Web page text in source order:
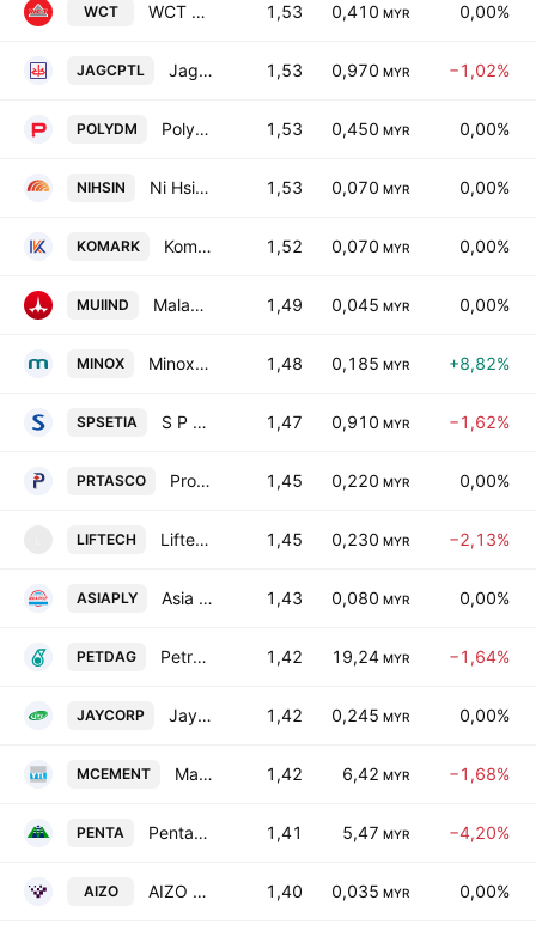
WCT WCT Holdings Bhd. 1,53 0,410 MYR 0,00%
JAGCPTL Jag Capital Berhad 1,53 0,970 MYR −1,02%
POLYDM Polydamic Group Bhd. 1,53 0,450 MYR 0,00%
NIHSIN Ni Hsin Group Bhd 1,53 0,070 MYR 0,00%
KOMARK Komarkcorp Bhd. 1,52 0,070 MYR 0,00%
MUIIND Malayan United Industries Bhd. 1,49 0,045 MYR 0,00%
MINOX Minox International Group Bhd 1,48 0,185 MYR +8,82%
SPSETIA S P Setia Bhd. 1,47 0,910 MYR −1,62%
PRTASCO Protasco Bhd. 1,45 0,220 MYR 0,00%
LIFTECH Liftech Group Berhad 1,45 0,230 MYR −2,13%
ASIAPLY Asia Poly Holdings Bhd. 1,43 0,080 MYR 0,00%
PETDAG Petronas Dagangan Bhd. 1,42 19,24 MYR −1,64%
JAYCORP Jaycorp Berhad 1,42 0,245 MYR 0,00%
MCEMENT Malayan Cement Bhd 1,42 6,42 MYR −1,68%
PENTA Pentamaster Corp. Bhd. 1,41 5,47 MYR −4,20%
AIZO AIZO Group Berhad 1,40 0,035 MYR 0,00%